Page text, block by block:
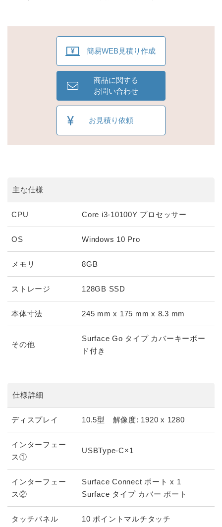
簡易WEB見積り作成
商品に関する
お問い合わせ
お見積り依頼
主な仕様
CPU Core i3-10100Y プロセッサー
OS Windows 10 Pro
メモリ 8GB
ストレージ 128GB SSD
本体寸法 245 mm x 175 mm x 8.3 mm
その他
Surface Go タイプ カバーキーボー
ド付き
仕様詳細
ディスプレイ 10.5型 解像度: 1920 x 1280
インターフェー
ス①
USBType-C×1
インターフェー
ス②
Surface Connect ポート x 1
Surface タイプ カバー ポート
タッチパネル 10 ポイントマルチタッチ